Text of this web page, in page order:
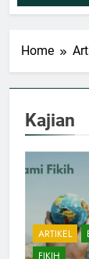
Home
Kajian
ARTIKEL
FIKIH